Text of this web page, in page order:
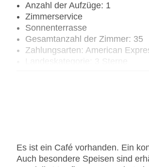
Anzahl der Aufzüge: 1
Zimmerservice
Sonnenterrasse
Gesamtanzahl der Zimmer: 35
Zahlungsarten: American
Es ist ein Café vorhanden. Ein
Auch besondere Speisen sind